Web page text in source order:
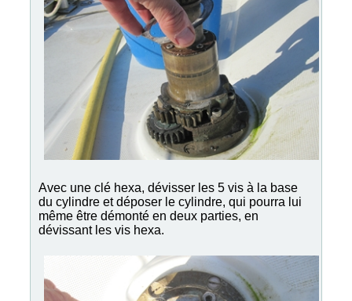
Avec une clé hexa, dévisser les 5 vis à la base
du cylindre et déposer le cylindre, qui pourra lui
même être démonté en deux parties, en
dévissant les vis hexa.